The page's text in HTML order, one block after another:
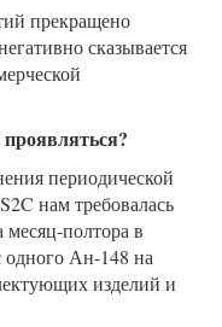
прекращено
сказывается
периодической
нам требовалась
месяц-полтора в
Ан-148 на
изделий и